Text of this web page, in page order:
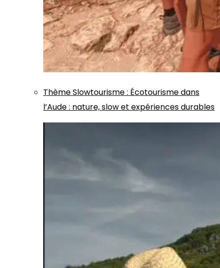
ThèmeSlowtourisme: Écotourisme dans
l’Aude : nature, slow et expériences durables